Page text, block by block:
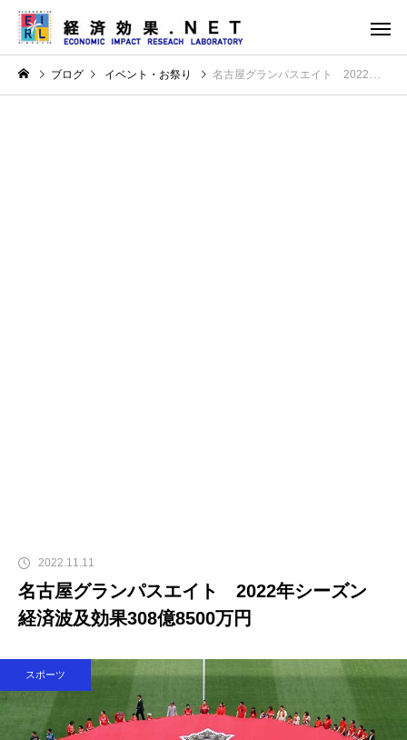
ブログ イベント・お祭り 名古屋グランパスエイト 2022年シーズン 経済波及効果308億8500万円
2022.11.11
名古屋グランパスエイト 2022年シーズン
経済波及効果308億8500万円
スポーツ